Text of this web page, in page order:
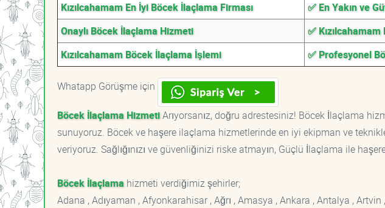
Kızılcahamam En İyi Böcek İlaçlama Firması
✅ En Yakın ve
Onaylı Böcek İlaçlama Hizmeti
✅
Kızılcahamam Böcek İlaçlama İşlemi
✅ Profesyonel
Whatapp Görüşme için
Böcek İlaçlama HizmetiArıyorsanız, doğru adrestesiniz! Böcek İlaçlama
sunuyoruz. Böcek ve haşere ilaçlama hizmetlerinde en iyi ekipman ve
veriyoruz. Sağlığınızı ve güvenliğinizi riske atmayın, Güçlü İlaçlama ile
Böcek İlaçlama hizmeti verdiğimiz şehirler;
Adana , Adıyaman , Afyonkarahisar , Ağrı , Amasya , Ankara , Antalya , Artvin